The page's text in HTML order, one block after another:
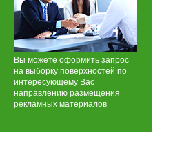
Вы можете оформить запрос
на выборку поверхностей по
интересующему Вас
направлению размещения
рекламных материалов